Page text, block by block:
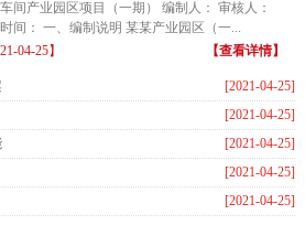
产业园区项目（一期） 编制人： 审核人：
间： 一、编制说明 某某产业园区（一...
04-25】
【查看详情】
[2021-04-25]
[2021-04-25]
[2021-04-25]
[2021-04-25]
[2021-04-25]